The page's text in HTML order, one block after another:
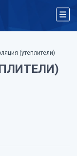
(утеплители)